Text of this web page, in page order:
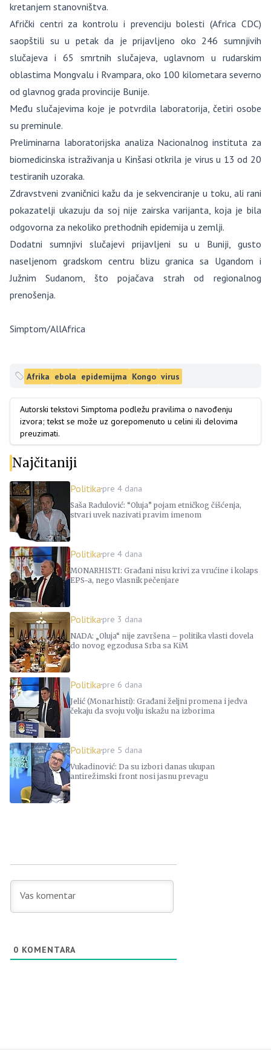
kretanjem stanovništva.
Afrički centri za kontrolu i prevenciju bolesti (Africa CDC)
saopštili su u petak da je prijavljeno oko 246 sumnjivih
slučajeva i 65 smrtnih slučajeva, uglavnom u rudarskim
oblastima Mongvalu i Rvampara, oko 100 kilometara severno
od glavnog grada provincije Bunije.
Među slučajevima koje je potvrdila laboratorija, četiri osobe
su preminule.
Preliminarna laboratorijska analiza Nacionalnog instituta za
biomedicinska istraživanja u Kinšasi otkrila je virus u 13 od 20
testiranih uzoraka.
Zdravstveni zvaničnici kažu da je sekvenciranje u toku, ali rani
pokazatelji ukazuju da soj nije zairska varijanta, koja je bila
odgovorna za nekoliko prethodnih epidemija u zemlji.
Dodatni sumnjivi slučajevi prijavljeni su u Buniji, gusto
naseljenom gradskom centru blizu granica sa Ugandom i
Južnim Sudanom, što pojačava strah od regionalnog
prenošenja.
Simptom/AllAfrica
Afrika ebola epidemijma Kongo virus
Autorski tekstovi Simptoma podležu pravilima o navođenju
izvora; tekst se može uz gorepomenuto u celini ili delovima
preuzimati.
Najčitaniji
Politikapre 4 dana
Saša Radulović: “Oluja” pojam etničkog čišćenja,
stvari uvek nazivati pravim imenom
Politikapre 4 dana
MONARHISTI: Građani nisu krivi za vrućine i kolaps
EPS-a, nego vlasnik pečenjare
Politikapre 3 dana
NADA: „Oluja“ nije završena – politika vlasti dovela
do novog egzodusa Srba sa KiM
Politikapre 6 dana
Jelić (Monarhisti): Građani željni promena i jedva
čekaju da svoju volju iskažu na izborima
Politikapre 5 dana
Vukadinović: Da su izbori danas ukupan
antirežimski front nosi jasnu prevagu
0 KOMENTARA